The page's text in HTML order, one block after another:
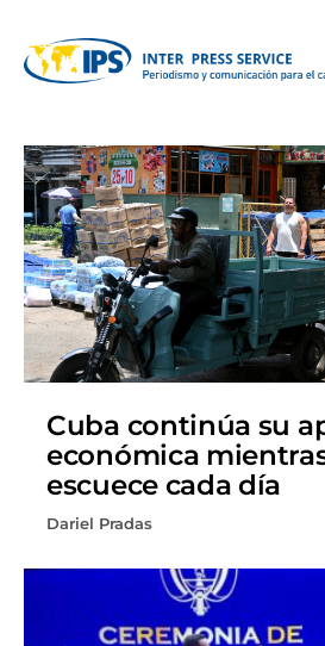
Cuba continúa su
económica
escuece cada día
Dariel Pradas